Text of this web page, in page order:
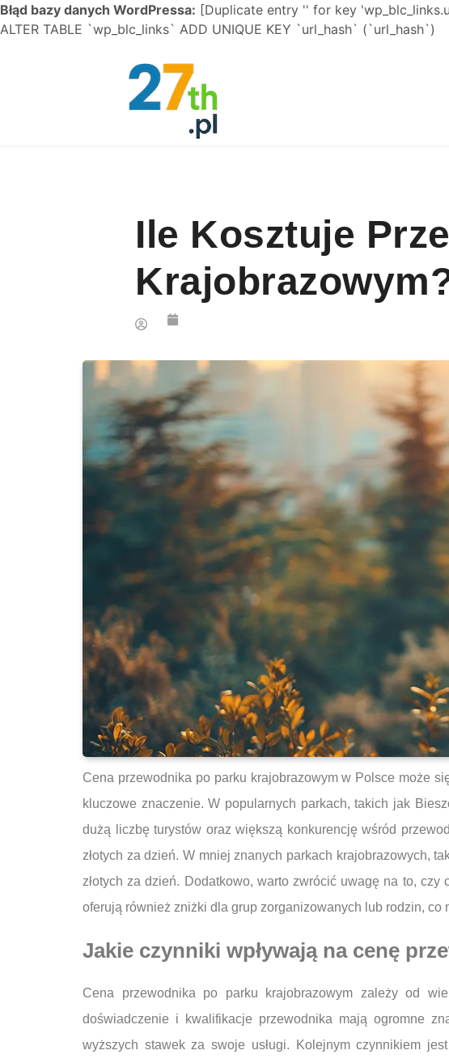
Błąd bazy danych WordPressa: [Duplicate entry '' for key
ALTER TABLE `wp_blc_links` ADD UNIQUE KEY `url_hash` (`url_hash`)
Ile Kosztuje
Cena przewodnika po parku krajobrazowym w Polsce może
kluczowe znaczenie. W popularnych parkach, takich jak
dużą liczbę turystów oraz większą konkurencję wśród
złotych za dzień. W mniej znanych parkach krajobrazowych,
złotych za dzień. Dodatkowo, warto zwrócić uwagę na to,
oferują również zniżki dla grup zorganizowanych lub rodzin, co
Jakie czynniki wpływają na cenę
Cena przewodnika po parku krajobrazowym zależy od
doświadczenie i kwalifikacje przewodnika mają ogromne
wyższych stawek za swoje usługi. Kolejnym czynnikiem